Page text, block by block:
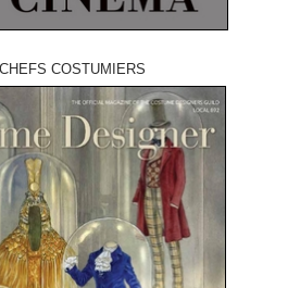
CHEFS COSTUMIERS